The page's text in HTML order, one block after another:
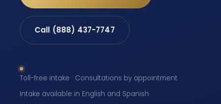
Call (888) 437-7747
Toll-free intake · Consultations by appointment ·
Intake available in English and Spanish